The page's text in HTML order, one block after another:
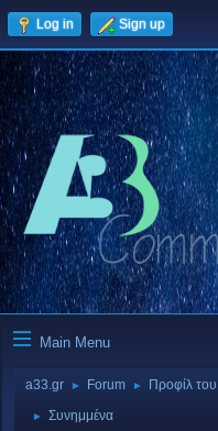
Log in Sign up
Main Menu
a33.gr ► Forum ► Προφίλ
► Συνημμένα